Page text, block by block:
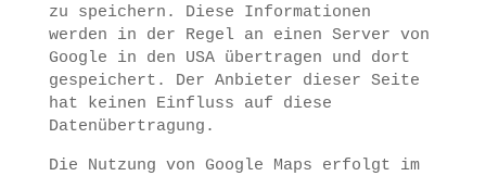
zu speichern. Diese Informationen
werden in der Regel an einen Server von
Google in den USA übertragen und dort
gespeichert. Der Anbieter dieser Seite
hat keinen Einfluss auf diese
Datenübertragung.
Die Nutzung von Google Maps erfolgt im